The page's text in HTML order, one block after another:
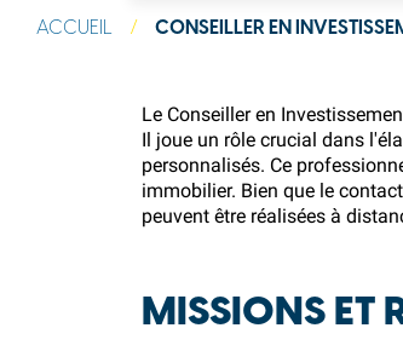
ACCUEIL / CONSEILLER EN
Le Conseiller en
Il joue un rôle crucial dans
personnalisés. Ce
immobilier. Bien que le
peuvent être réalisées à
MISSIONS ET